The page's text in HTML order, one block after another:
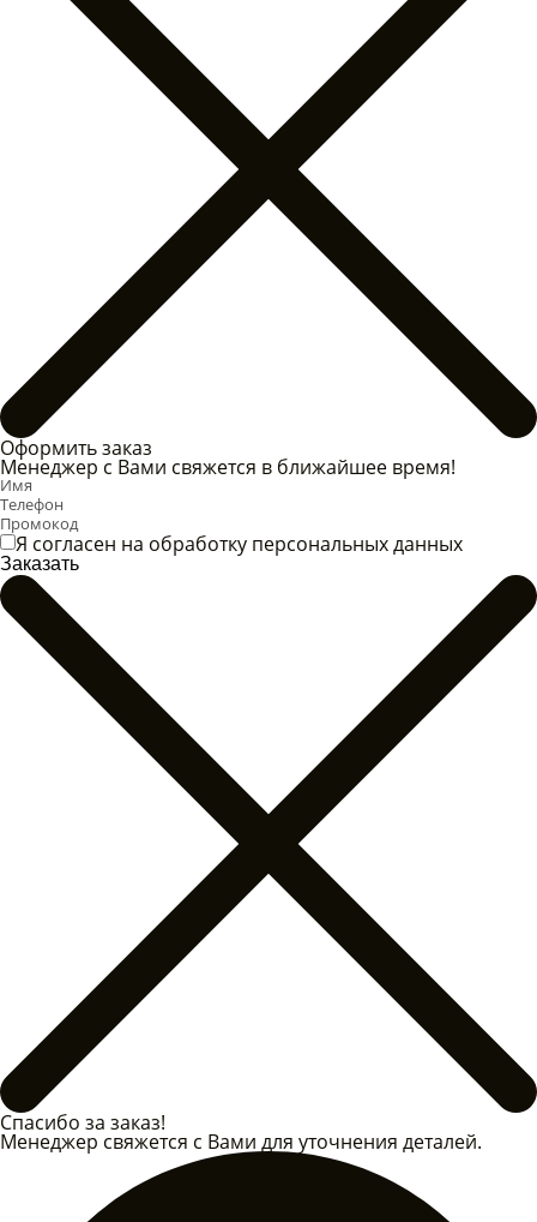
Оформить заказ
Менеджер с Вами свяжется в ближайшее время!
Я согласен на обработку персональных данных
Заказать
Спасибо за заказ!
Менеджер свяжется с Вами для уточнения деталей.